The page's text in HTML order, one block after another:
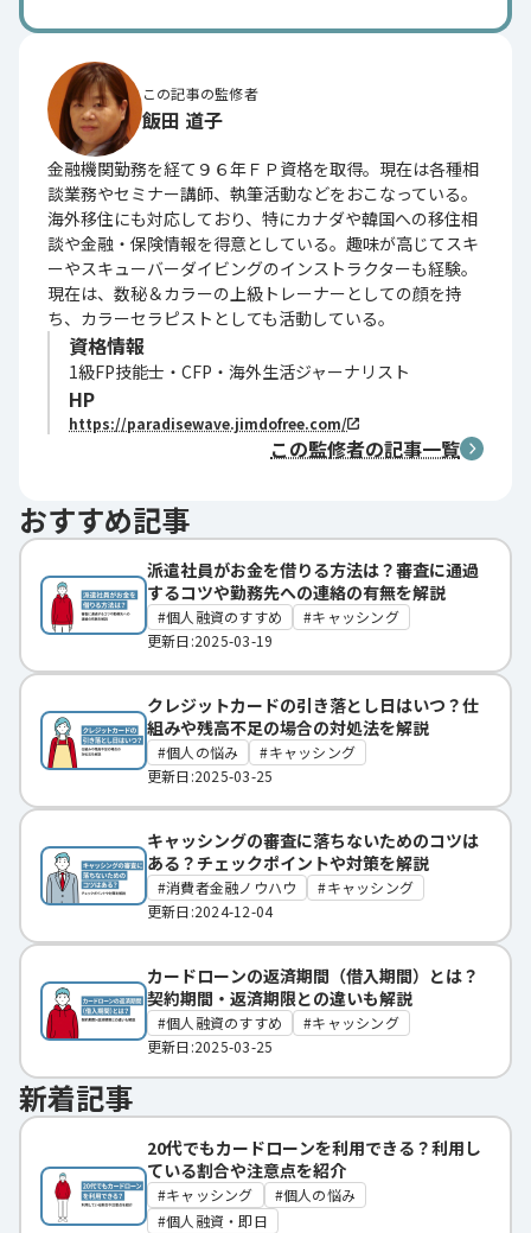
この記事の監修者
飯田 道子
金融機関勤務を経て９６年ＦＰ資格を取得。現在は各種相
談業務やセミナー講師、執筆活動などをおこなっている。
海外移住にも対応しており、特にカナダや韓国への移住相
談や金融・保険情報を得意としている。趣味が高じてスキ
ーやスキューバーダイビングのインストラクターも経験。
現在は、数秘＆カラーの上級トレーナーとしての顔を持
ち、カラーセラピストとしても活動している。
資格情報
1級FP技能士・CFP・海外生活ジャーナリスト
HP
https://paradisewave.jimdofree.com/
この監修者の記事一覧
おすすめ記事
派遣社員がお金を借りる方法は？審査に通過
するコツや勤務先への連絡の有無を解説
個人融資のすすめ
キャッシング
更新日:2025-03-19
クレジットカードの引き落とし日はいつ？仕
組みや残高不足の場合の対処法を解説
個人の悩み
キャッシング
更新日:2025-03-25
キャッシングの審査に落ちないためのコツは
ある？チェックポイントや対策を解説
消費者金融ノウハウ
キャッシング
更新日:2024-12-04
カードローンの返済期間（借入期間）とは？
契約期間・返済期限との違いも解説
個人融資のすすめ
キャッシング
更新日:2025-03-25
新着記事
20代でもカードローンを利用できる？利用し
ている割合や注意点を紹介
キャッシング
個人の悩み
個人融資・即日